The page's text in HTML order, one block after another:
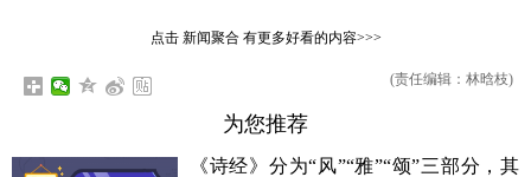
点击 新闻聚合有更多好看的内容>>>
(责任编辑：林晗枝)
为您推荐
《诗经》分为“风”“雅”“颂”三部分，其